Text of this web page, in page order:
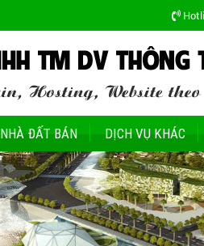
NHÀ ĐẤT BÁN DỊCH VỤ KHÁC